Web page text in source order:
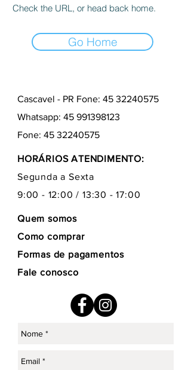
Check the URL, or head back home.
Go Home
Cascavel - PR Fone: 45 32240575
Whatsapp: 45 991398123
Fone: 45 32240575
HORÁRIOS ATENDIMENTO:
Segunda a Sexta
9:00 - 12:00 / 13:30 - 17:00
Quem somos
Como comprar
Formas de pagamentos
Fale conosco